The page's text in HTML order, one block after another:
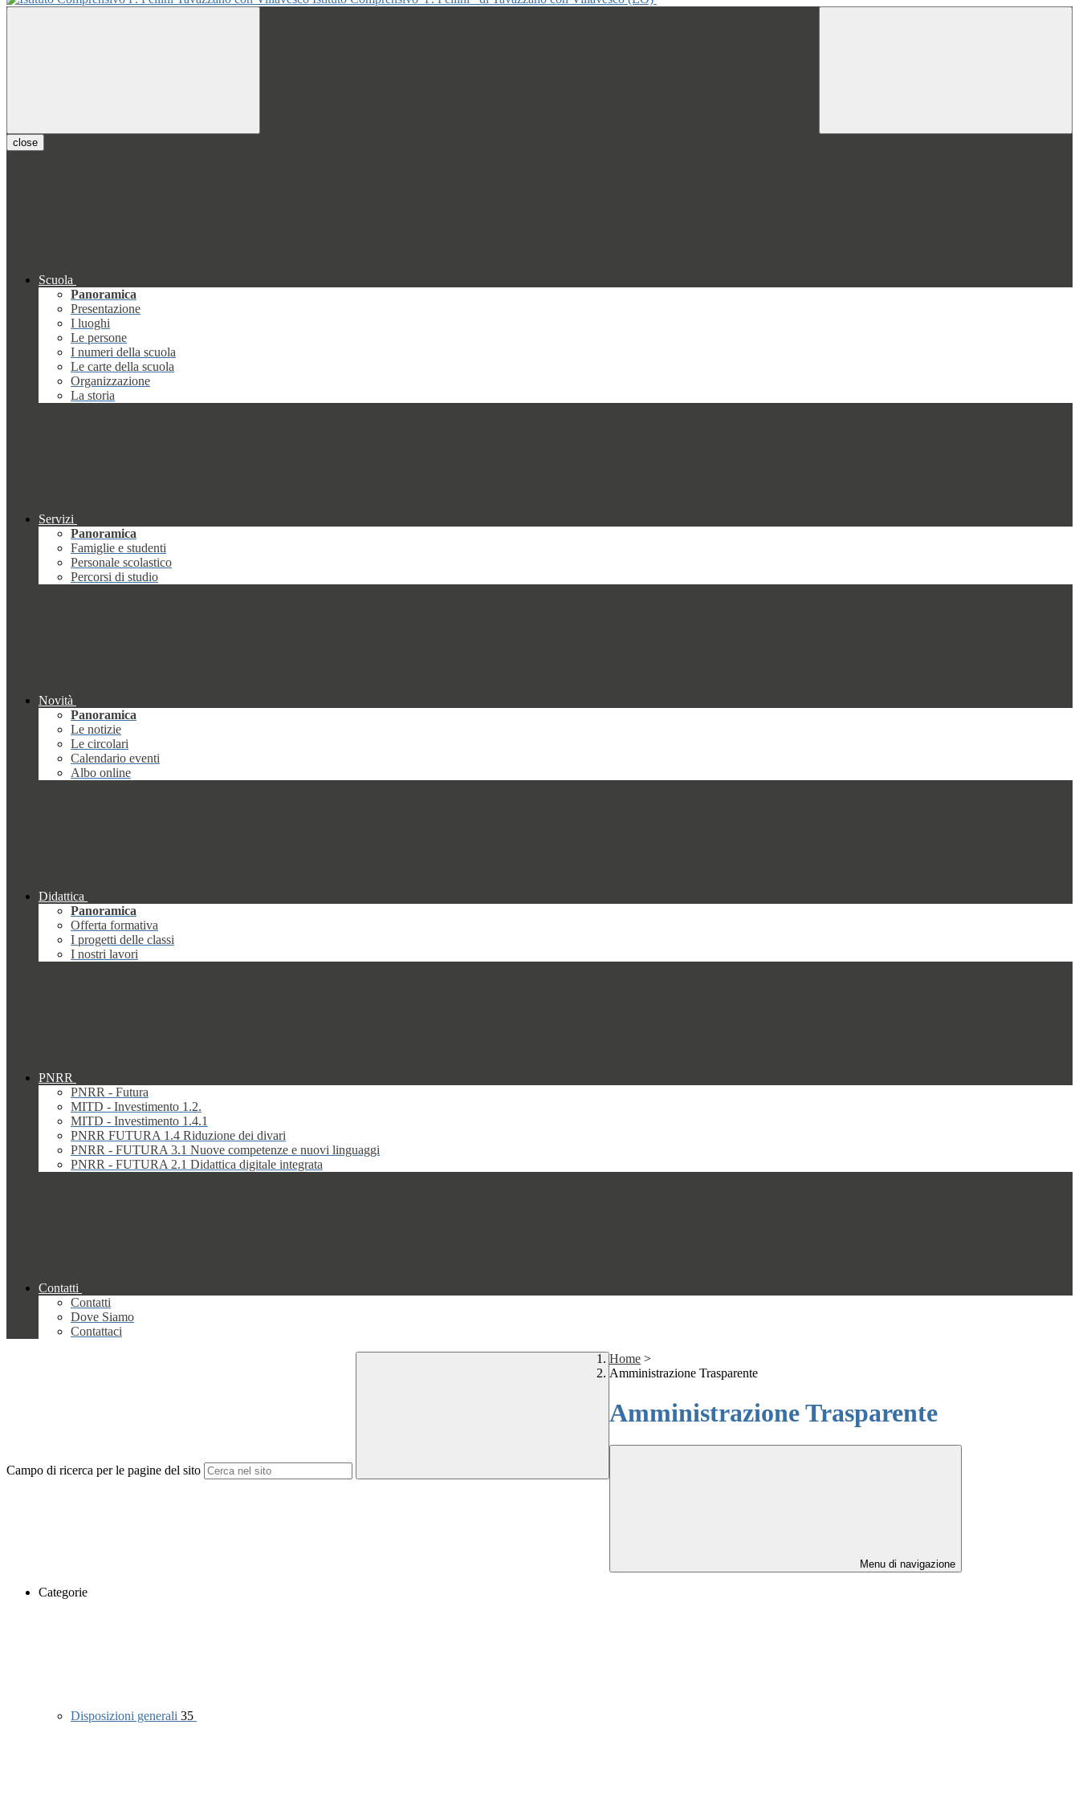
close
Scuola
Panoramica
Presentazione
I luoghi
Le persone
I numeri della scuola
Le carte della scuola
Organizzazione
La storia
Servizi
Panoramica
Famiglie e studenti
Personale scolastico
Percorsi di studio
Novità
Panoramica
Le notizie
Le circolari
Calendario eventi
Albo online
Didattica
Panoramica
Offerta formativa
I progetti delle classi
I nostri lavori
PNRR
PNRR - Futura
MITD - Investimento 1.2.
MITD - Investimento 1.4.1
PNRR FUTURA 1.4 Riduzione dei divari
PNRR - FUTURA 3.1 Nuove competenze e nuovi linguaggi
PNRR - FUTURA 2.1 Didattica digitale integrata
Contatti
Contatti
Dove Siamo
Contattaci
Campo di ricerca per le pagine del sito
Home >
Amministrazione Trasparente
Amministrazione Trasparente
Menu di navigazione
Categorie
Disposizioni generali 35